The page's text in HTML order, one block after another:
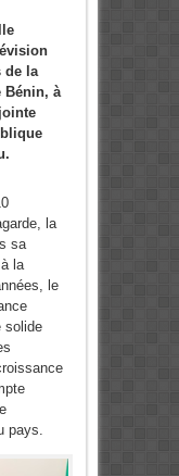
de la
Bénin, à
la
sa
la
le
solide
pays.